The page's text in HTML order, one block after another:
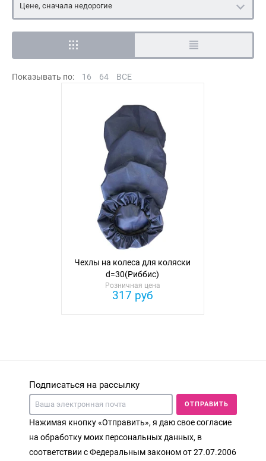
Цене, сначала недорогие
Показывать по: 16 64 ВСЕ
Чехлы на колеса для коляски
d=30(Риббис)
Розничная цена
317 руб
Подписаться на рассылку
ОТПРАВИТЬ
Нажимая кнопку «Отправить», я даю свое согласие
на обработку моих персональных данных, в
соответствии с Федеральным законом от 27.07.2006